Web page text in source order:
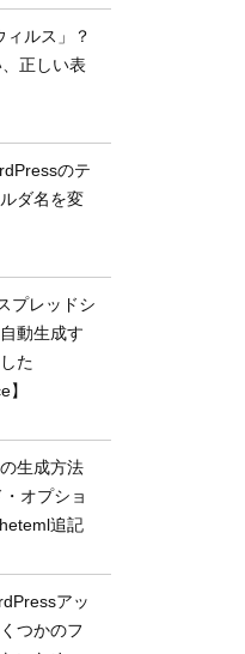
ィルス」？
、正しい表
のテ
ダ名を変
プレッドシ
動生成す
た
生成方法
オプショ
追記
アッ
つかのフ